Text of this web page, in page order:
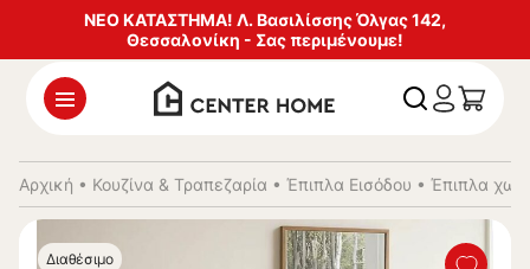
ΝΕΟ ΚΑΤΑΣΤΗΜΑ! Λ. Βασιλίσσης Όλγας 142,
Θεσσαλονίκη - Σας περιμένουμε!
Αρχική • Κουζίνα & Τραπεζαρία • Έπιπλα Εισόδου • Έπιπλα
Διαθέσιμο